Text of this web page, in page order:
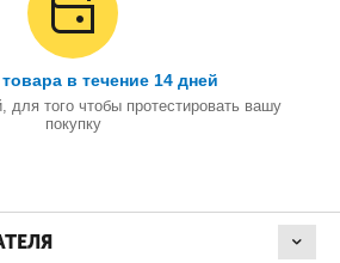
в течение 14 дней
для того чтобы протестировать вашу
покупку